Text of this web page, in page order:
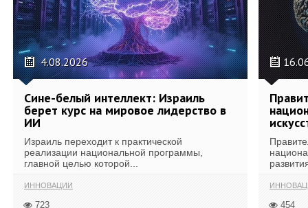
4.08.2026
Сине-белый интеллект: Израиль
берет курс на мировое лидерство в
ИИ
Израиль переходит к практической
реализации национальной программы,
главной целью которой...
ИННОВАЦИИ
723 454